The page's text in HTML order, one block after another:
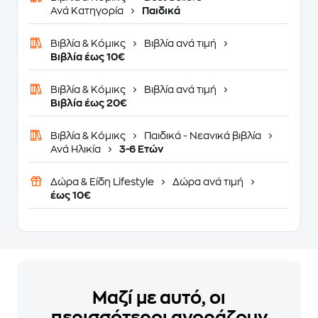
Ανά Κατηγορία
Παιδικά
Βιβλία & Κόμικς
Βιβλία ανά τιμή
Βιβλία έως 10€
Βιβλία & Κόμικς
Βιβλία ανά τιμή
Βιβλία έως 20€
Βιβλία & Κόμικς
Παιδικά - Νεανικά βιβλία
Ανά Ηλικία
3-6 Ετών
Δώρα & Είδη Lifestyle
Δώρα ανά τιμή
έως 10€
Μαζί με αυτό, οι